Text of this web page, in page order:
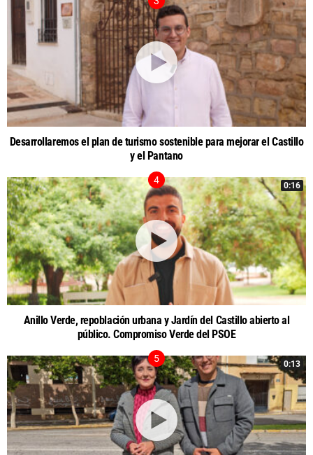
Desarrollaremos el plan de turismo sostenible para mejorar el Castillo
y el Pantano
0:16
Anillo Verde, repoblación urbana y Jardín del Castillo abierto al
público. Compromiso Verde del PSOE
0:13